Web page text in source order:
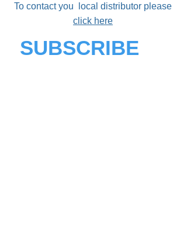
To contact you local distributor please
click here
SUBSCRIBE